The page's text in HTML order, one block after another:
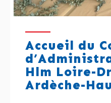
Accueil du
Hlm Loire-
Ardèche-